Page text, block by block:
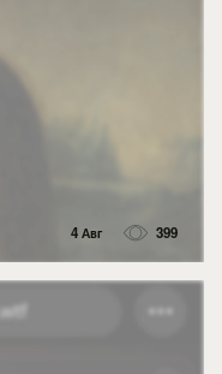
4 Авг 399